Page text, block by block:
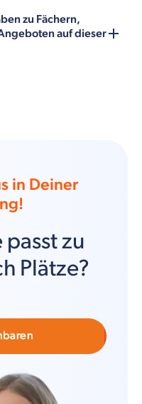
zu Fächern,
auf dieser
in Deiner
zu
Plätze?